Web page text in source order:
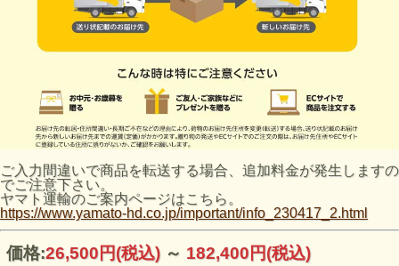
ご入力間違いで商品を転送する場合、追加料金が発生しますの
でご注意下さい。
ヤマト運輸のご案内ページはこちら。
https://www.yamato-hd.co.jp/important/info_230417_2.html
価格:26,500円(税込) ～ 182,400円(税込)